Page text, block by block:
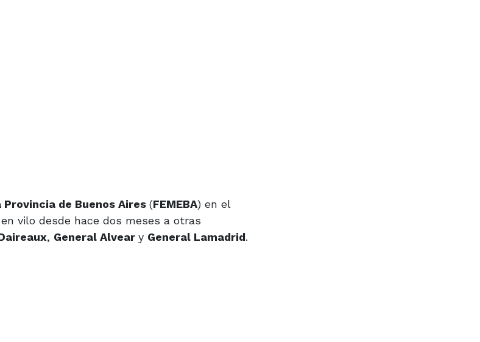
de Buenos Aires (FEMEBA) en el
vilo desde hace dos meses a otras
, General Alvear y General Lamadrid.